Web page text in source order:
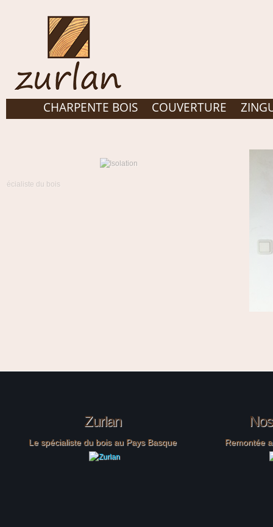
CHARPENTE BOIS COUVERTURE
Zurlan
Le spécialiste du bois au Pays Basque Remontée